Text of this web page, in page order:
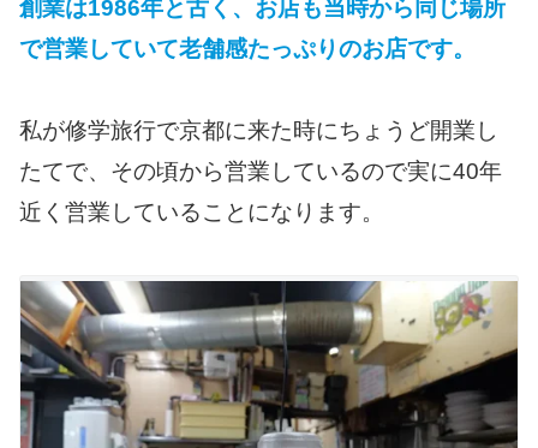
創業は1986年と古く、お店も当時から同じ場所
で営業していて老舗感たっぷりのお店です。
私が修学旅行で京都に来た時にちょうど開業し
たてで、その頃から営業しているので実に40年
近く営業していることになります。